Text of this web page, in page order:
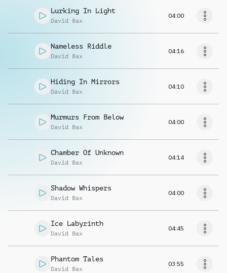
Lurking In Light
David Bax
04:00
Nameless Riddle
David Bax
04:16
Hiding In Mirrors
David Bax
04:10
Murmurs From Below
David Bax
04:00
Chamber Of Unknown
David Bax
04:14
Shadow Whispers
David Bax
04:00
Ice Labyrinth
David Bax
04:45
Phantom Tales
David Bax
03:55